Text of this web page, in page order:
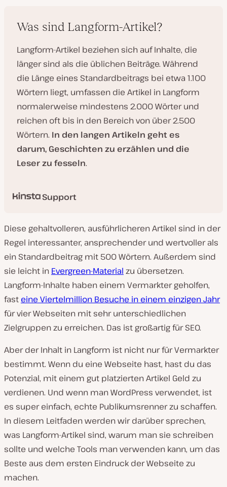
Was sind Langform-Artikel?
Langform-Artikel beziehen sich auf Inhalte, die
länger sind als die üblichen Beiträge. Während
die Länge eines Standardbeitrags bei etwa 1.100
Wörtern liegt, umfassen die Artikel in Langform
normalerweise mindestens 2.000 Wörter und
reichen oft bis in den Bereich von über 2.500
Wörtern. In den langen Artikeln geht es
darum, Geschichten zu erzählen und die
Leser zu fesseln.
Support
Diese gehaltvolleren, ausführlicheren Artikel sind in der
Regel interessanter, ansprechender und wertvoller als
ein Standardbeitrag mit 500 Wörtern. Außerdem sind
sie leicht in Evergreen-Material zu übersetzen.
Langform-Inhalte haben einem Vermarkter geholfen,
fast eine Viertelmillion Besuche in einem einzigen Jahr
für vier Webseiten mit sehr unterschiedlichen
Zielgruppen zu erreichen. Das ist großartig für SEO.
Aber der Inhalt in Langform ist nicht nur für Vermarkter
bestimmt. Wenn du eine Webseite hast, hast du das
Potenzial, mit einem gut platzierten Artikel Geld zu
verdienen. Und wenn man WordPress verwendet, ist
es super einfach, echte Publikumsrenner zu schaffen.
In diesem Leitfaden werden wir darüber sprechen,
was Langform-Artikel sind, warum man sie schreiben
sollte und welche Tools man verwenden kann, um das
Beste aus dem ersten Eindruck der Webseite zu
machen.